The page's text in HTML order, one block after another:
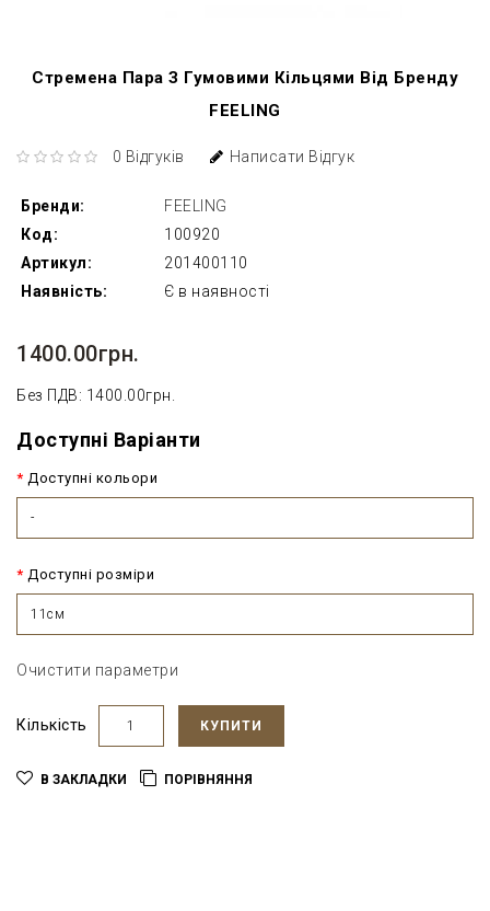
Стремена Пара З Гумовими Кільцями Від Бренду
FEELING
0 Відгуків Написати Відгук
Бренди:
FEELING
Код:
100920
Артикул:
201400110
Наявність:
Є в наявності
1400.00грн.
Без ПДВ: 1400.00грн.
Доступні Варіанти
Доступні кольори
-
Доступні розміри
11см
Очистити параметри
Кількість КУПИТИ
В ЗАКЛАДКИ ПОРІВНЯННЯ